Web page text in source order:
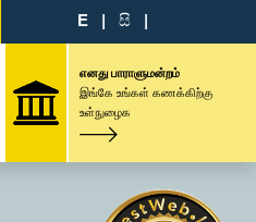
E | සි |
எனது பாராளுமன்றம்
இங்கே உங்கள் கணக்கிற்கு
உள்நுழைக